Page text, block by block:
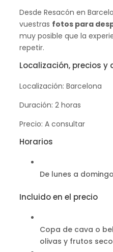
Desde Resacón en
vuestras fotos para
muy posible que la
repetir.
Localización, precios y
Localización: Barcelona
Duración: 2 horas
Precio: A consultar
Horarios
De lunes a
Incluido en el precio
Copa de cava o
olivas y frutos